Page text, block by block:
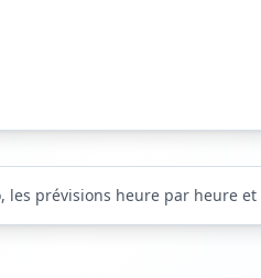
prévisions heure par heure